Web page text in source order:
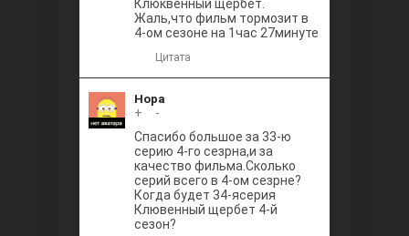
Клюквенный щербет.
Жаль,что фильм тормозит в
4-ом сезоне на 1час 27минуте
Цитата
Нора
+
-
Спасибо большое за 33-ю
серию 4-го сезрна,и за
качество фильма.Сколько
серий всего в 4-ом сезрне?
Когда будет 34-ясерия
Клювенный щербет 4-й
сезон?